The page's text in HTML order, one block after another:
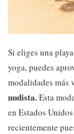
Si eliges una
yoga, puedes
modalidades más
nudista.Esta
en Estados
recientemente